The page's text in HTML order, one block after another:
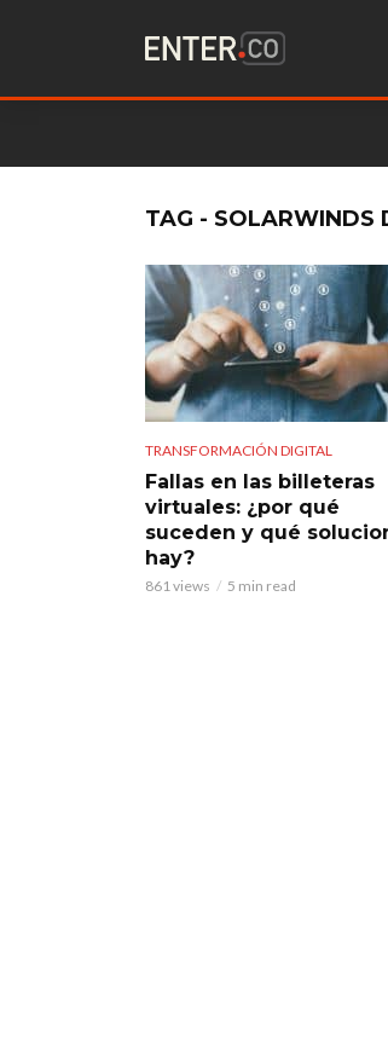
TAG - SOLARWINDS
TRANSFORMACIÓN DIGITAL
Fallas en las billeteras
virtuales: ¿por qué
suceden y qué
hay?
861 views 5 min read